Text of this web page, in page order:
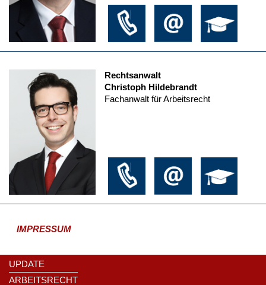
Rechtsanwalt
Christoph Hildebrandt
Fachanwalt für Arbeitsrecht
IMPRESSUM
UPDATE
ARBEITSRECHT